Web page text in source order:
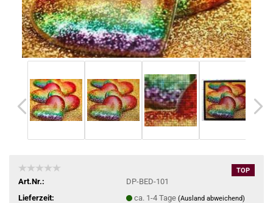
TOP
Art.Nr.:
DP-BED-101
Lieferzeit:
ca. 1-4 Tage (Ausland abweichend)